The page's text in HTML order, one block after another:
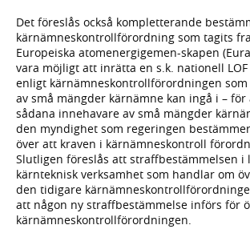
Det föreslås också kompletterande
kärnämneskontrollförordning som tagits
Europeiska atomenergigemen-skapen
vara möjligt att inrätta en s.k. nationell
enligt kärnämneskontrollförordningen
av små mängder kärnämne kan ingå i –
sådana innehavare av små mängder
den myndighet som regeringen
över att kraven i kärnämneskontroll
Slutligen föreslås att straffbestämmelsen i
kärnteknisk verksamhet som handlar om
den tidigare
att någon ny straffbestämmelse införs för
kärnämneskontrollförordningen.